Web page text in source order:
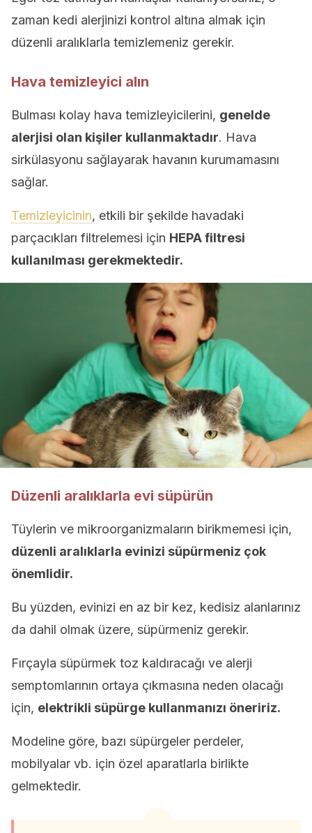
zaman kedi alerjinizi kontrol altına almak için
düzenli aralıklarla temizlemeniz gerekir.
Hava temizleyici alın
Bulması kolay hava temizleyicilerini, genelde
alerjisi olan kişiler kullanmaktadır. Hava
sirkülasyonu sağlayarak havanın kurumamasını
sağlar.
Temizleyicinin, etkili bir şekilde havadaki
parçacıkları filtrelemesi için HEPA filtresi
kullanılması gerekmektedir.
Düzenli aralıklarla evi süpürün
Tüylerin ve mikroorganizmaların birikmemesi için,
düzenli aralıklarla evinizi süpürmeniz çok
önemlidir.
Bu yüzden, evinizi en az bir kez, kedisiz alanlarınız
da dahil olmak üzere, süpürmeniz gerekir.
Fırçayla süpürmek toz kaldıracağı ve alerji
semptomlarının ortaya çıkmasına neden olacağı
için, elektrikli süpürge kullanmanızı öneririz.
Modeline göre, bazı süpürgeler perdeler,
mobilyalar vb. için özel aparatlarla birlikte
gelmektedir.